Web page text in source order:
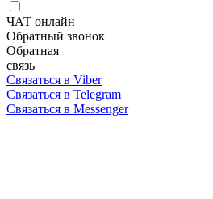
ЧАТ онлайн
Обратный звонок
Обратная
связь
Связаться в Viber
Связаться в Telegram
Связаться в Messenger